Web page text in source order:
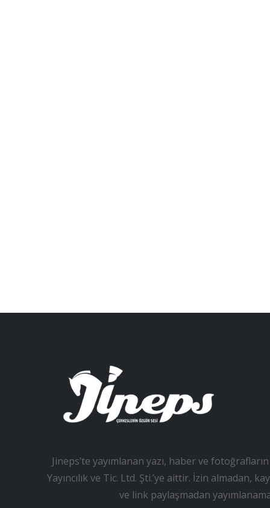
Jineps’te yayımlanan yazı, haber ve
Yayıncılık ve Tic. Ltd. Şti.’ye aittir. İzin almadan,
ve link paylaşmadan